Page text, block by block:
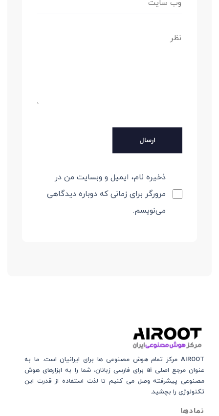
ذخیره نام، ایمیل و وبسایت من در
مرورگر برای زمانی که دوباره دیدگاهی
می‌نویسم.
AIROOT مرکز تمام هوش مصنوعی‌‌‌ ها برای ایرانیان است. ما به
عنوان مرجع اصلی ai برای فارسی زبانان، شما را به ابزارهای هوش
مصنوعی پیشرفته وصل می کنیم تا لذت استفاده از قدرت این
تکنولوژی را بچشید.
نمادها